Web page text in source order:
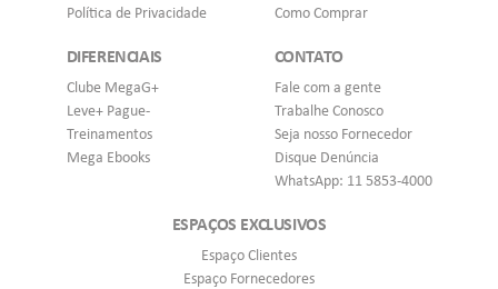
Política de Privacidade
Como Comprar
DIFERENCIAIS
Clube MegaG+
Leve+ Pague-
Treinamentos
Mega Ebooks
CONTATO
Fale com a gente
Trabalhe Conosco
Seja nosso Fornecedor
Disque Denúncia
WhatsApp: 11 5853-4000
ESPAÇOS EXCLUSIVOS
Espaço Clientes
Espaço Fornecedores